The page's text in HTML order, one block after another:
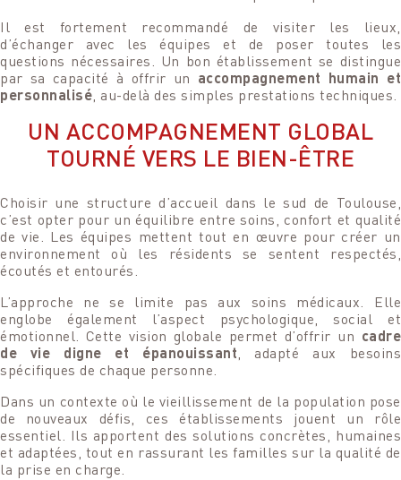
Il est fortement recommandé de visiter les lieux,
d’échanger avec les équipes et de poser toutes les
questions nécessaires. Un bon établissement se distingue
par sa capacité à offrir un accompagnement humain et
personnalisé , au-delà des simples prestations techniques.
UN ACCOMPAGNEMENT GLOBAL
TOURNÉ VERS LE BIEN-ÊTRE
Choisir une structure d’accueil dans le sud de Toulouse,
c’est opter pour un équilibre entre soins, confort et qualité
de vie. Les équipes mettent tout en œuvre pour créer un
environnement où les résidents se sentent respectés,
écoutés et entourés.
L’approche ne se limite pas aux soins médicaux. Elle
englobe également l’aspect psychologique, social et
émotionnel. Cette vision globale permet d’offrir un cadre
de vie digne et épanouissant , adapté aux besoins
spécifiques de chaque personne.
Dans un contexte où le vieillissement de la population pose
de nouveaux défis, ces établissements jouent un rôle
essentiel. Ils apportent des solutions concrètes, humaines
et adaptées, tout en rassurant les familles sur la qualité de
la prise en charge.